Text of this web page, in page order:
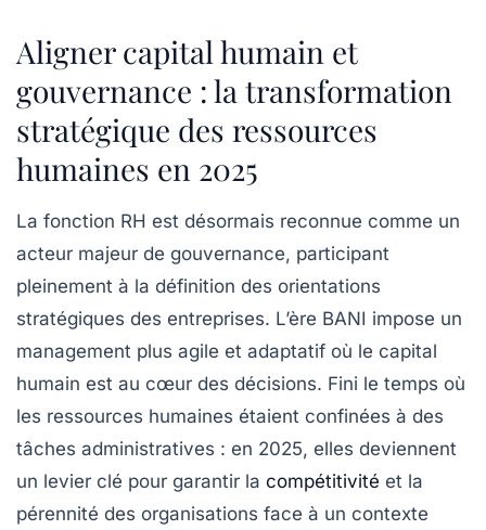
Aligner capital humain et
gouvernance : la transformation
stratégique des ressources
humaines en 2025
La fonction RH est désormais reconnue comme un
acteur majeur de gouvernance, participant
pleinement à la définition des orientations
stratégiques des entreprises. L’ère BANI impose un
management plus agile et adaptatif où le capital
humain est au cœur des décisions. Fini le temps où
les ressources humaines étaient confinées à des
tâches administratives : en 2025, elles deviennent
un levier clé pour garantir la compétitivité et la
pérennité des organisations face à un contexte